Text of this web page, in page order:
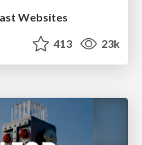
Websites
413 23k